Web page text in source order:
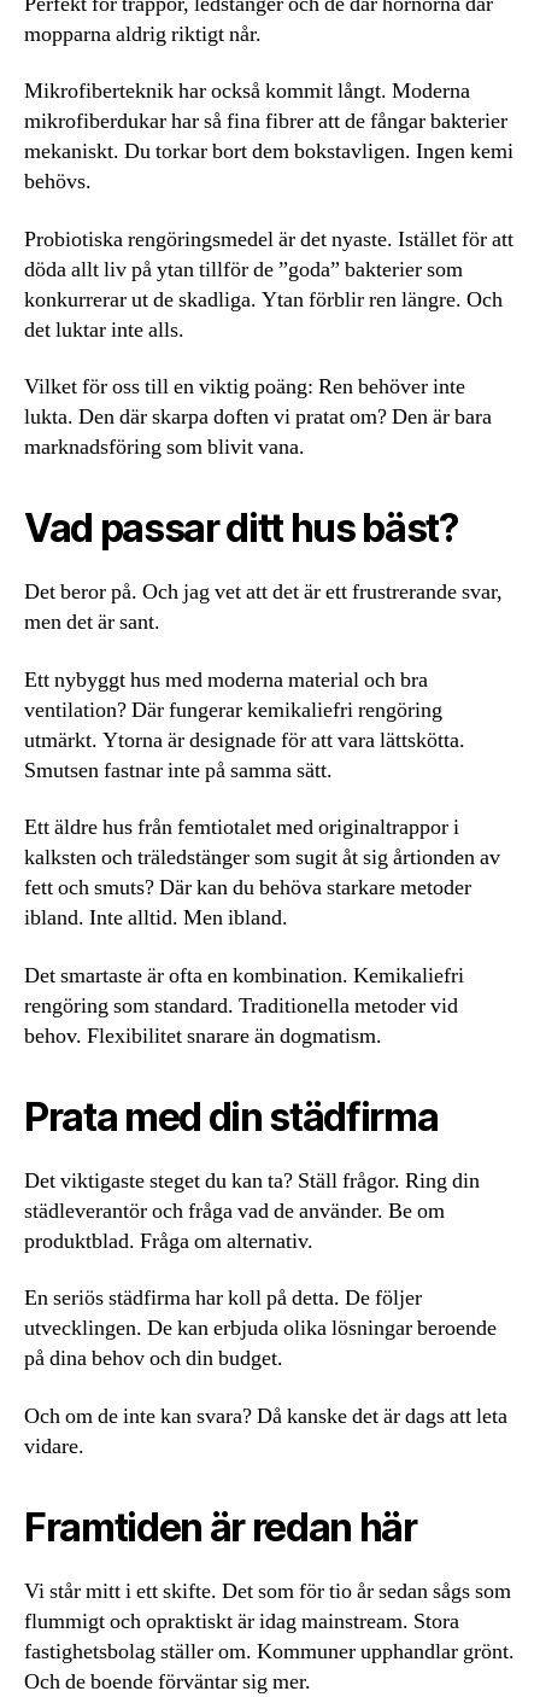
mopparna aldrig riktigt når.
Mikrofiberteknik har också kommit långt. Moderna
mikrofiberdukar har så fina fibrer att de fångar bakterier
mekaniskt. Du torkar bort dem bokstavligen. Ingen kemi
behövs.
Probiotiska rengöringsmedel är det nyaste. Istället för att
döda allt liv på ytan tillför de ”goda” bakterier som
konkurrerar ut de skadliga. Ytan förblir ren längre. Och
det luktar inte alls.
Vilket för oss till en viktig poäng: Ren behöver inte
lukta. Den där skarpa doften vi pratat om? Den är bara
marknadsföring som blivit vana.
Vad passar ditt hus bäst?
Det beror på. Och jag vet att det är ett frustrerande svar,
men det är sant.
Ett nybyggt hus med moderna material och bra
ventilation? Där fungerar kemikaliefri rengöring
utmärkt. Ytorna är designade för att vara lättskötta.
Smutsen fastnar inte på samma sätt.
Ett äldre hus från femtiotalet med originaltrappor i
kalksten och träledstänger som sugit åt sig årtionden av
fett och smuts? Där kan du behöva starkare metoder
ibland. Inte alltid. Men ibland.
Det smartaste är ofta en kombination. Kemikaliefri
rengöring som standard. Traditionella metoder vid
behov. Flexibilitet snarare än dogmatism.
Prata med din städfirma
Det viktigaste steget du kan ta? Ställ frågor. Ring din
städleverantör och fråga vad de använder. Be om
produktblad. Fråga om alternativ.
En seriös städfirma har koll på detta. De följer
utvecklingen. De kan erbjuda olika lösningar beroende
på dina behov och din budget.
Och om de inte kan svara? Då kanske det är dags att leta
vidare.
Framtiden är redan här
Vi står mitt i ett skifte. Det som för tio år sedan sågs som
flummigt och opraktiskt är idag mainstream. Stora
fastighetsbolag ställer om. Kommuner upphandlar grönt.
Och de boende förväntar sig mer.